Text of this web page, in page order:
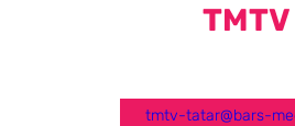
TMTV
tmtv-tatar@bars-